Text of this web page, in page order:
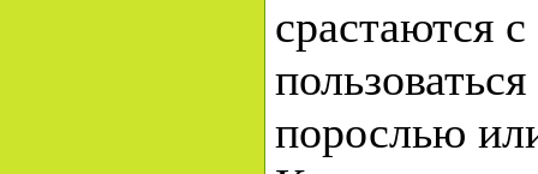
срастаются
порослью